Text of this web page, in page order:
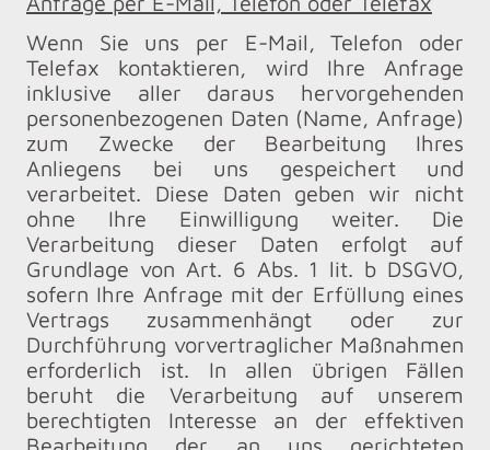
Wenn Sie uns per E-Mail, Telefon oder
Telefax kontaktieren, wird Ihre Anfrage
inklusive aller daraus hervorgehenden
personenbezogenen Daten (Name, Anfrage)
zum Zwecke der Bearbeitung Ihres
Anliegens bei uns gespeichert und
verarbeitet. Diese Daten geben wir nicht
ohne Ihre Einwilligung weiter. Die
Verarbeitung dieser Daten erfolgt auf
Grundlage von Art. 6 Abs. 1 lit. b DSGVO,
sofern Ihre Anfrage mit der Erfüllung eines
Vertrags zusammenhängt oder zur
Durchführung vorvertraglicher Maßnahmen
erforderlich ist. In allen übrigen Fällen
beruht die Verarbeitung auf unserem
berechtigten Interesse an der effektiven
Bearbeitung der an uns gerichteten